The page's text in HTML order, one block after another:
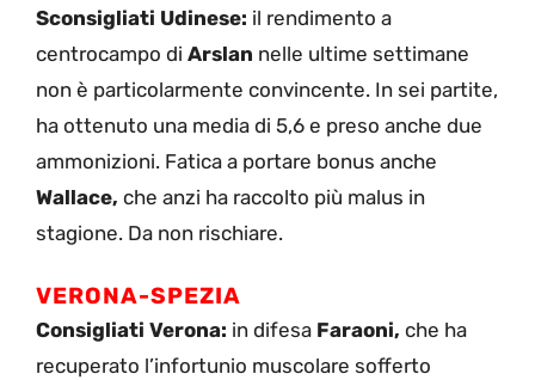
Sconsigliati Udinese: il rendimento a
centrocampo di Arslan nelle ultime settimane
non è particolarmente convincente. In sei partite,
ha ottenuto una media di 5,6 e preso anche due
ammonizioni. Fatica a portare bonus anche
Wallace, che anzi ha raccolto più malus in
stagione. Da non rischiare.
VERONA-SPEZIA
Consigliati Verona: in difesa Faraoni, che ha
recuperato l’infortunio muscolare sofferto